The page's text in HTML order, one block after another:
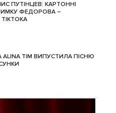
ПУТІНЦЕВ: КАРТОННІ
ФЕДОРОВА –
TIM ВИПУСТИЛА ПІСНЮ